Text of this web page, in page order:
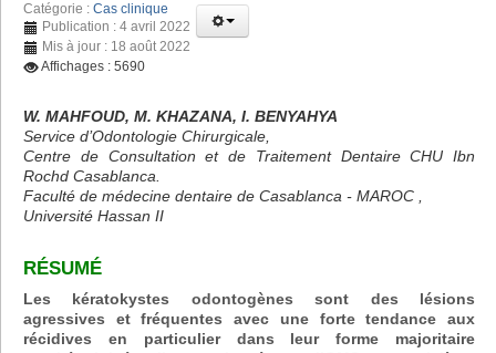
Catégorie : Cas clinique
Publication : 4 avril 2022
Mis à jour : 18 août 2022
Affichages : 5690
W. MAHFOUD, M. KHAZANA, I. BENYAHYA
Service d’Odontologie Chirurgicale,
Centre de Consultation et de Traitement Dentaire CHU Ibn
Rochd Casablanca.
Faculté de médecine dentaire de Casablanca - MAROC ,
Université Hassan II
RÉSUMÉ
Les kératokystes odontogènes sont des lésions
agressives et fréquentes avec une forte tendance aux
récidives en particulier dans leur forme majoritaire